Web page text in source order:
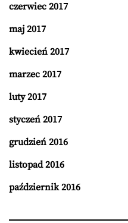
czerwiec 2017
maj 2017
kwiecień 2017
marzec 2017
luty 2017
styczeń 2017
grudzień 2016
listopad 2016
październik 2016